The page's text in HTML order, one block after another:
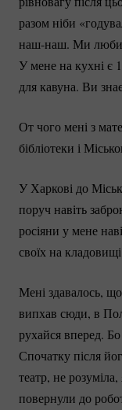
разом ніби
наш-наш. Ми
У мене на кухні є
для кавуна. Ви
От чого мені з
бібліотеки і
У Харкові до
поруч навіть
росіяни у мене
своїх на
Мені здавалось,
випхав сюди, в
рухайся вперед.
Спочатку після
театр, не
повернули до